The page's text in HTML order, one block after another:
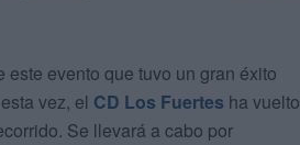
este evento que tuvo un gran éxito
vez, el CD Los Fuertes ha vuelto
Se llevará a cabo por